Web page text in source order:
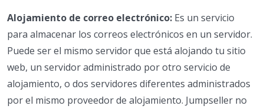
Alojamiento de correo electrónico: Es un servicio
para almacenar los correos electrónicos en un servidor.
Puede ser el mismo servidor que está alojando tu sitio
web, un servidor administrado por otro servicio de
alojamiento, o dos servidores diferentes administrados
por el mismo proveedor de alojamiento. Jumpseller no